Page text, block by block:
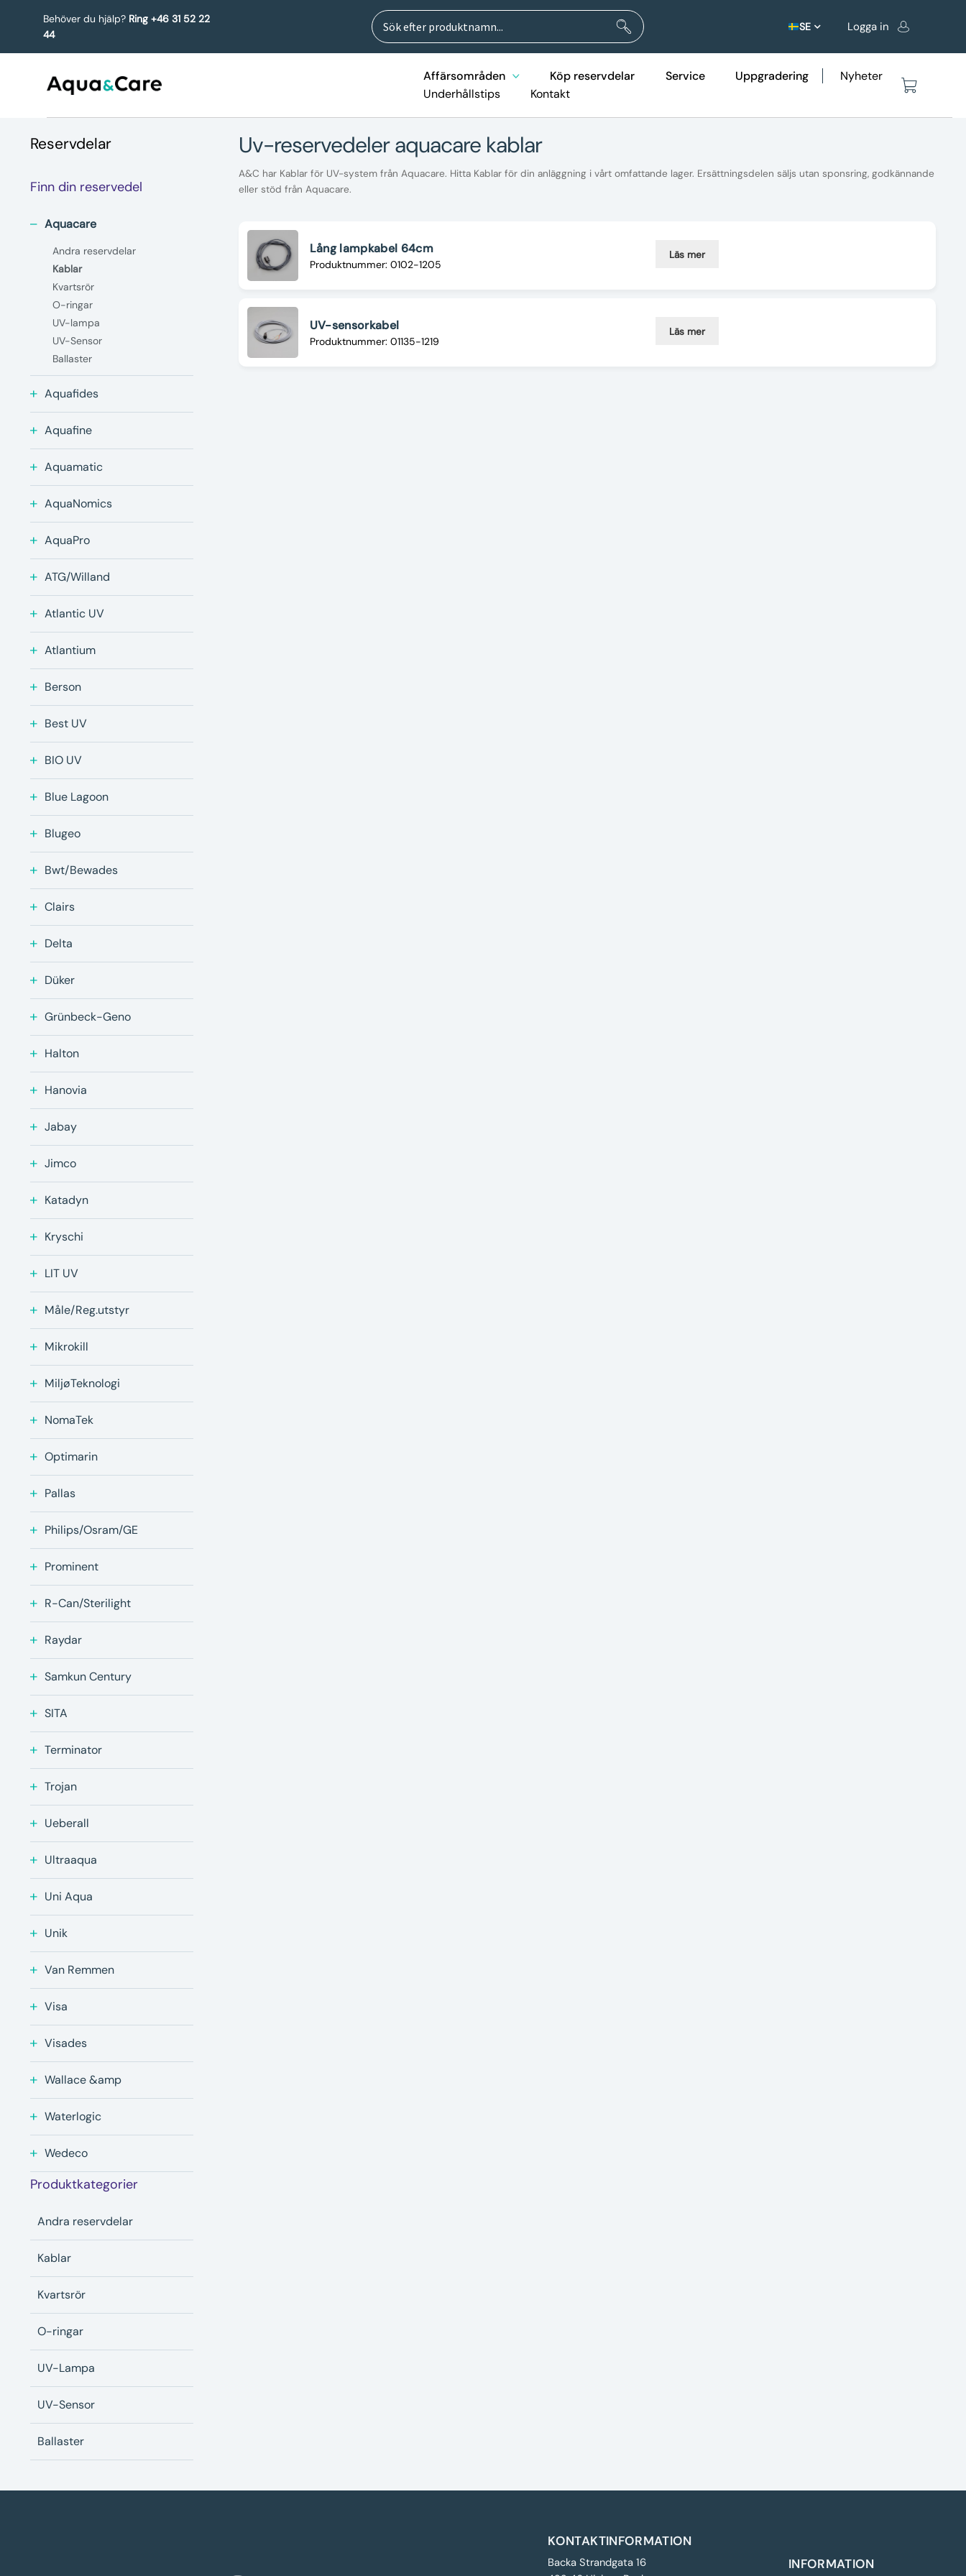
Behöver du hjälp? Ring +46 31 52 22
44
Sök
efter:
Sök
SE Logga in
Affärsområden Köp reservdelar Service Uppgradering
Nyheter
Underhållstips
Kontakt
uv-reservedeler aquacare kablar
A&C har Kablar för UV-system från Aquacare. Hitta Kablar för din anläggning i vårt omfattande lager. Ersättningsdelen säljs utan sponsring, godkännande
eller stöd från Aquacare.
Lång lampkabel 64cm
Produktnummer: 0102-1205
Läs mer
UV-sensorkabel
Produktnummer: 01135-1219
Läs mer
Produktkategorier
Andra reservdelar
Kablar
Kvartsrör
O-ringar
UV-Lampa
UV-Sensor
Ballaster
Finn din reservedel
Aquacare
Andra reservdelar
Kablar
Kvartsrör
O-ringar
UV-lampa
UV-Sensor
Ballaster
Aquafides
Aquafine
Aquamatic
AquaNomics
AquaPro
ATG/Willand
Atlantic UV
Atlantium
Berson
Best UV
BIO UV
Blue Lagoon
Blugeo
Bwt/Bewades
Clairs
Delta
Düker
Grünbeck-Geno
Halton
Hanovia
Jabay
Jimco
Katadyn
Kryschi
LIT UV
Måle/Reg.utstyr
Mikrokill
MiljøTeknologi
NomaTek
Optimarin
Pallas
Philips/Osram/GE
Prominent
R-Can/Sterilight
Raydar
Samkun Century
SITA
Terminator
Trojan
Ueberall
Ultraaqua
Uni Aqua
Unik
Van Remmen
Visa
Visades
Wallace &amp
Waterlogic
Wedeco
Reservdelar
KONTAKTINFORMATION
Backa Strandgata 16
INFORMATION